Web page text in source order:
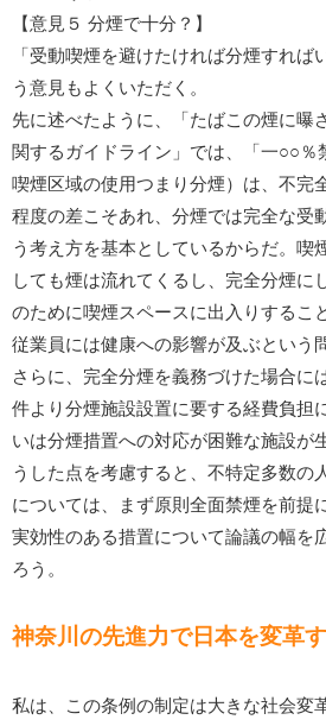
【意見５ 分煙で十分？】
「受動喫煙を避けたければ分煙すれば
う意見もよくいただく。
先に述べたように、「たばこの煙に曝
関するガイドライン」では、「一○○％
喫煙区域の使用つまり分煙）は、不完
程度の差こそあれ、分煙では完全な受
う考え方を基本としているからだ。喫
しても煙は流れてくるし、完全分煙に
のために喫煙スペースに出入りするこ
従業員には健康への影響が及ぶという
さらに、完全分煙を義務づけた場合に
件より分煙施設設置に要する経費負担
いは分煙措置への対応が困難な施設が
うした点を考慮すると、不特定多数の
については、まず原則全面禁煙を前提
実効性のある措置について論議の幅を
ろう。
神奈川の先進力で日本を変革
私は、この条例の制定は大きな社会変